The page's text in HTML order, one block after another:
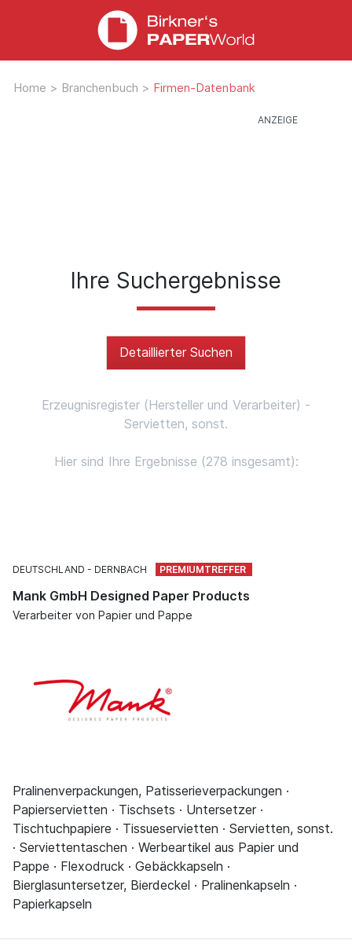
Home > Branchenbuch > Firmen-Datenbank
Ihre Suchergebnisse
Detaillierter Suchen
Erzeugnisregister (Hersteller und Verarbeiter) -
Servietten, sonst.
Hier sind Ihre Ergebnisse (278 insgesamt):
DEUTSCHLAND DERNBACH
Mank GmbH Designed Paper Products
Verarbeiter von Papier und Pappe
Pralinenverpackungen, Patisserieverpackungen ·
Papierservietten · Tischsets · Untersetzer ·
Tischtuchpapiere · Tissueservietten · Servietten, sonst.
· Serviettentaschen · Werbeartikel aus Papier und
Pappe · Flexodruck · Gebäckkapseln ·
Bierglasuntersetzer, Bierdeckel · Pralinenkapseln ·
Papierkapseln